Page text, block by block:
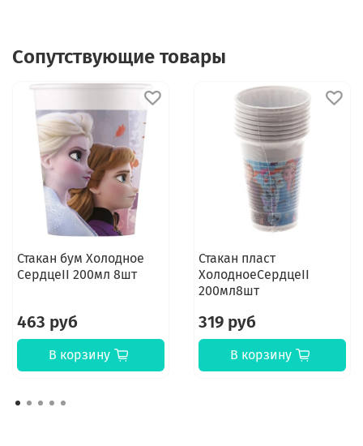
Сопутствующие товары
Стакан бум Холодное
СердцеII 200мл 8шт
463 руб
В корзину
Стакан пласт
ХолодноеСердцеII
200мл8шт
319 руб
В корзину